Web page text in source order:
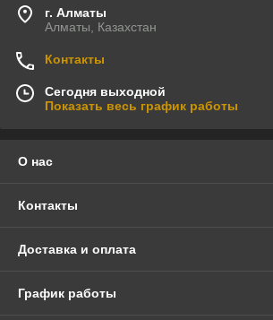
г. Алматы
Алматы, Казахстан
Контакты
Сегодня выходной
Показать весь график работы
О нас
Контакты
Доставка и оплата
График работы